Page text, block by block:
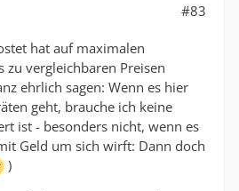
#83
hat auf maximalen
zu vergleichbaren Preisen
ehrlich sagen: Wenn es hier
geht, brauche ich keine
ist - besonders nicht, wenn es
Geld um sich wirft: Dann doch
)